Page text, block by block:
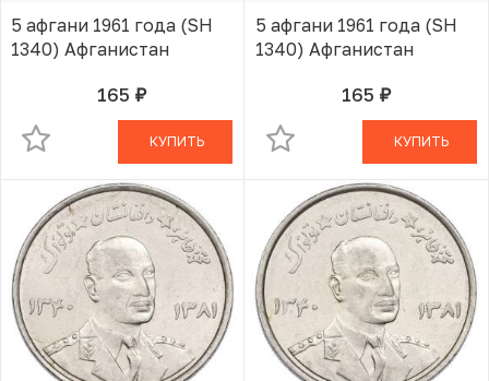
5 афгани 1961 года (SH
1340) Афганистан
165 руб.В КОРЗИНЕ
КУПИТЬ
5 афгани 1961 года (SH
1340) Афганистан
165 руб.В КОРЗИНЕ
КУПИТЬ